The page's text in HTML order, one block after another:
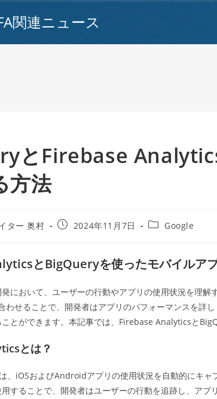
関連ニュース
とFirebase
方法
ター 奥村
投
開
日:
2024年11月7日
投
テ
ゴ
ー:
Google
とBigQueryを使ったモバイルア
において、ユーザーの行動やアプリの使用状況を理解
わせることで、開発者はアプリのパフォーマンスを詳
とができます。本記事では、Firebase Analyticsと
とは？
、iOSおよびAndroidアプリの使用状況を自動的にキャ
することで、開発者はユーザーの行動を追跡し、ア